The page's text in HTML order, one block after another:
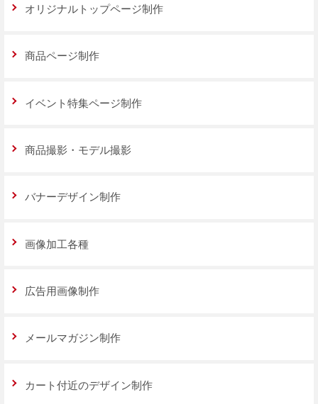
オリジナルトップページ制作
商品ページ制作
イベント特集ページ制作
商品撮影・モデル撮影
バナーデザイン制作
画像加工各種
広告用画像制作
メールマガジン制作
カート付近のデザイン制作